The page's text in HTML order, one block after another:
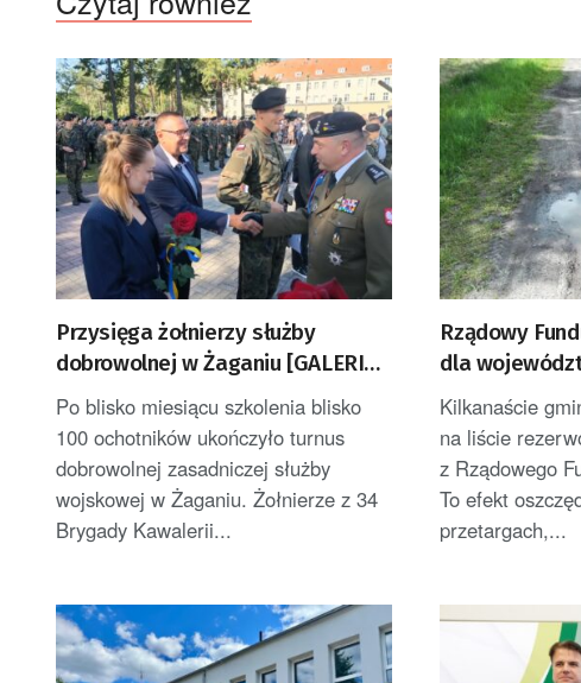
Przysięga żołnierzy służby
dobrowolnej w Żaganiu [GALERIA
ZDJĘĆ]
Po blisko miesiącu szkolenia blisko
100 ochotników ukończyło turnus
dobrowolnej zasadniczej służby
wojskowej w Żaganiu. Żołnierze z 34
Brygady Kawalerii...
Rządowy
dla
Kilkanaście
na liście
z Rządowego
To efekt
przetargach,...